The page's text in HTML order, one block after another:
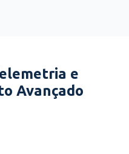
e
Avançado